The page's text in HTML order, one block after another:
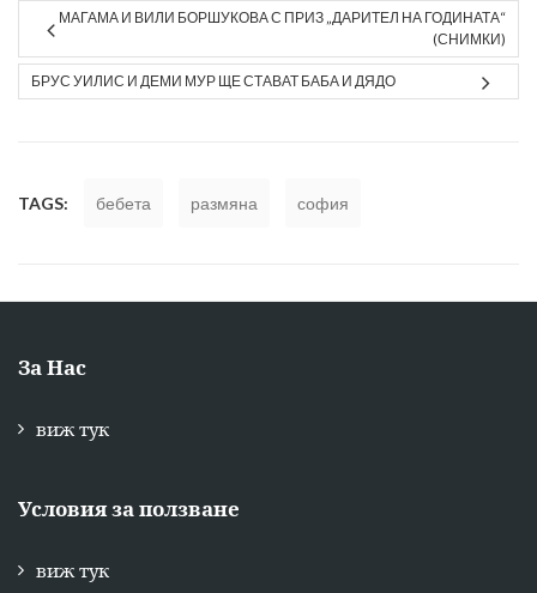
МАГАМА И ВИЛИ БОРШУКОВА С ПРИЗ „ДАРИТЕЛ НА ГОДИНАТА“
(СНИМКИ)
БРУС УИЛИС И ДЕМИ МУР ЩЕ СТАВАТ БАБА И ДЯДО
TAGS: бебета размяна софия
За Нас
виж тук
Условия за ползване
виж тук